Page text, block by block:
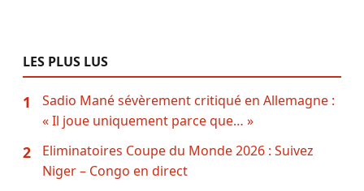
LES PLUS LUS
1
Sadio Mané sévèrement critiqué en Allemagne :
« Il joue uniquement parce que… »
2
Eliminatoires Coupe du Monde 2026 : Suivez
Niger – Congo en direct